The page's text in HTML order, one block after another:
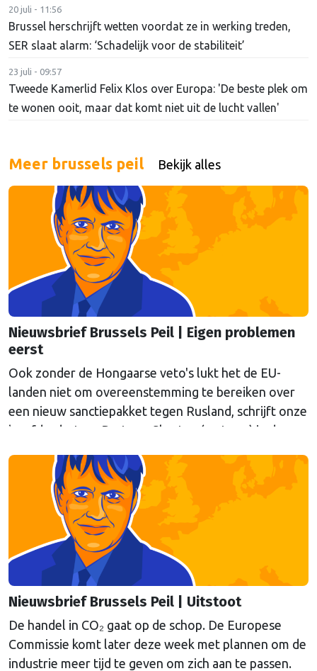
20 juli - 11:56
Brussel herschrijft wetten voordat ze in werking treden,
SER slaat alarm: ‘Schadelijk voor de stabiliteit’
23 juli - 09:57
Tweede Kamerlid Felix Klos over Europa: 'De beste plek om
te wonen ooit, maar dat komt niet uit de lucht vallen'
Meer brussels peil Bekijk alles
Nieuwsbrief Brussels Peil | Eigen problemen
eerst
Ook zonder de Hongaarse veto's lukt het de EU-
landen niet om overeenstemming te bereiken over
een nieuw sanctiepakket tegen Rusland, schrijft onze
hoofdredacteur Bert van Slooten (cartoon) in de
Nieuwsbrief Brussels Peil | Uitstoot
De handel in CO₂ gaat op de schop. De Europese
Commissie komt later deze week met plannen om de
industrie meer tijd te geven om zich aan te passen.